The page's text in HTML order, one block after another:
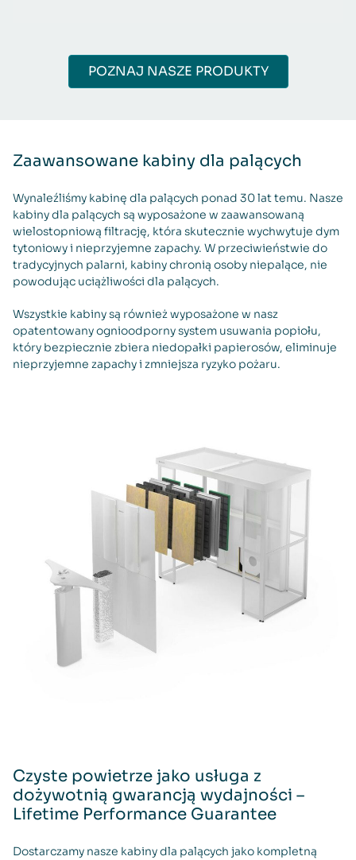
POZNAJ NASZE PRODUKTY
Zaawansowane kabiny dla palących
Wynaleźliśmy kabinę dla palących ponad 30 lat temu. Nasze
kabiny dla palących są wyposażone w zaawansowaną
wielostopniową filtrację, która skutecznie wychwytuje dym
tytoniowy i nieprzyjemne zapachy. W przeciwieństwie do
tradycyjnych palarni, kabiny chronią osoby niepalące, nie
powodując uciążliwości dla palących.
Wszystkie kabiny są również wyposażone w nasz
opatentowany ognioodporny system usuwania popiołu,
który bezpiecznie zbiera niedopałki papierosów, eliminuje
nieprzyjemne zapachy i zmniejsza ryzyko pożaru.
Czyste powietrze jako usługa z
dożywotnią gwarancją wydajności –
Lifetime Performance Guarantee
Dostarczamy nasze kabiny dla palących jako kompletną